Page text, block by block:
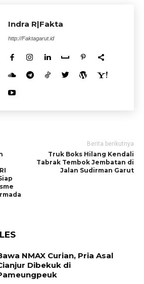
Indra R|Fakta
http://Faktagarut.id
Berita berikutnya
Truk Boks Hilang Kendali
Tabrak Tembok Jembatan di
Jalan Sudirman Garut
NMAX Curian, Pria Asal
Dibekuk di